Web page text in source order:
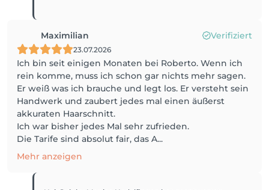
Maximilian Verifiziert
23.07.2026
Ich bin seit einigen Monaten bei Roberto. Wenn ich
rein komme, muss ich schon gar nichts mehr sagen.
Er weiß was ich brauche und legt los. Er versteht sein
Handwerk und zaubert jedes mal einen äußerst
akkuraten Haarschnitt.
Ich war bisher jedes Mal sehr zufrieden.
Die Tarife sind absolut fair, das A...
Mehr anzeigen